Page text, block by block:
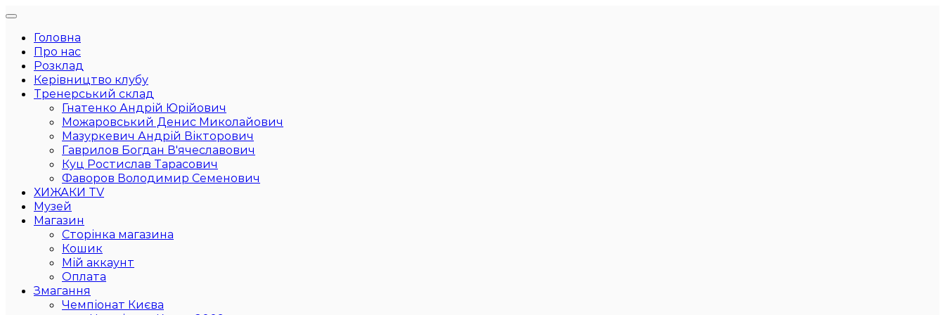
Головна
Про нас
Розклад
Керівництво клубу
Тренерський склад
Гнатенко Андрій Юрійович
Можаровський Денис Миколайович
Мазуркевич Андрій Вікторович
Гаврилов Богдан В'ячеславович
Куц Ростислав Тарасович
Фаворов Володимир Семенович
ХИЖАКИ TV
Музей
Магазин
Сторінка магазина
Кошик
Мій аккаунт
Оплата
Змагання
Чемпіонат Києва